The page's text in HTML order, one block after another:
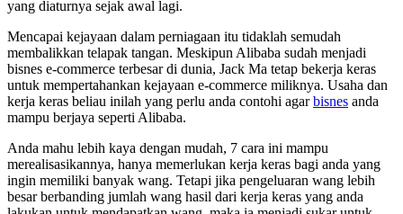
yang diaturnya sejak awal lagi.
Mencapai kejayaan dalam perniagaan itu tidaklah semudah
membalikkan telapak tangan. Meskipun Alibaba sudah menjadi
bisnes e-commerce terbesar di dunia, Jack Ma tetap bekerja keras
untuk mempertahankan kejayaan e-commerce miliknya. Usaha dan
kerja keras beliau inilah yang perlu anda contohi agarbisnes anda
mampu berjaya seperti Alibaba.
Anda mahu lebih kaya dengan mudah, 7 cara ini mampu
merealisasikannya, hanya memerlukan kerja keras bagi anda yang
ingin memiliki banyak wang. Tetapi jika pengeluaran wang lebih
besar berbanding jumlah wang hasil dari kerja keras yang anda